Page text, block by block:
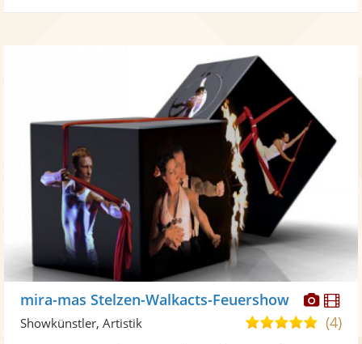
mira-mas Stelzen-Walkacts-Feuershow
5,0(4)
Showkünstler, Artistik